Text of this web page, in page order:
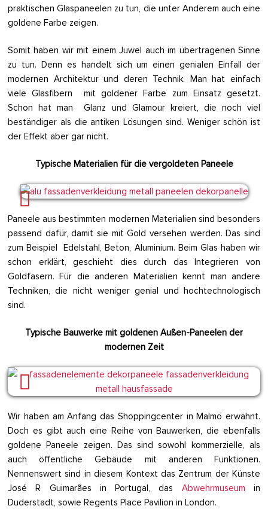
praktischen Glaspaneelen zu tun, die unter Anderem auch eine
goldene Farbe zeigen.
Somit haben wir mit einem Juwel auch im übertragenen Sinne
zu tun. Denn es handelt sich um einen genialen Einfall der
modernen Architektur und deren Technik. Man hat einfach
viele Glasfibern mit goldener Farbe zum Einsatz gesetzt.
Schon hat man Glanz und Glamour kreiert, die noch viel
beständiger als die antiken Lösungen sind. Weniger schön ist
der Effekt aber gar nicht.
Typische Materialien für die vergoldeten Paneele
Paneele aus bestimmten modernen Materialien sind besonders
passend dafür, damit sie mit Gold versehen werden. Das sind
zum Beispiel Edelstahl, Beton, Aluminium. Beim Glas haben wir
schon erklärt, geschieht dies durch das Integrieren von
Goldfasern. Für die anderen Materialien kennt man andere
Techniken, die nicht weniger genial und hochtechnologisch
sind.
Typische Bauwerke mit goldenen Außen-Paneelen der
modernen Zeit
Wir haben am Anfang das Shoppingcenter in Malmö erwähnt.
Doch es gibt auch eine Reihe von Bauwerken, die ebenfalls
goldene Paneele zeigen. Das sind sowohl kommerzielle, als
auch öffentliche Gebäude mit anderen Funktionen.
Nennenswert sind in diesem Kontext das Zentrum der Künste
José R Guimarães in Portugal, das Abwehrmuseum in
Duderstadt, sowie Regents Place Pavilion in London.